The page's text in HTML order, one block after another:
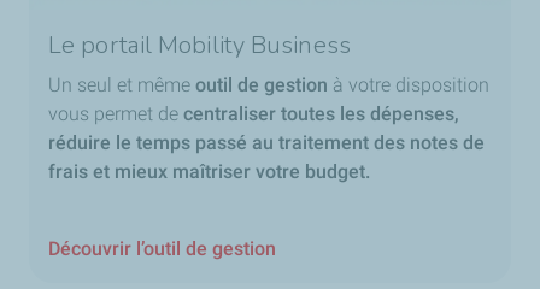
Le portail Mobility Business
Un seul et même outil de gestion à votre disposition
vous permet de centraliser toutes les dépenses,
réduire le temps passé au traitement des notes de
frais et mieux maîtriser votre budget.
Découvrir l’outil de gestion